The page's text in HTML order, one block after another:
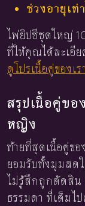
ช่วงอายุเท่
ไพ่ยิปซีชุดใหญ่
ที่ให้คุณได้ละเอี
ดูโปรเนื้อคู่ของเร
สรุปเนื้อคู่ขอ
หญิง
ท้ายที่สุดเนื้อคู่ข
ยอมรับทั้งมุมสด
ไม่รู้สึกถูกตัดสิน
ธรรมดา ที่เต็มไ